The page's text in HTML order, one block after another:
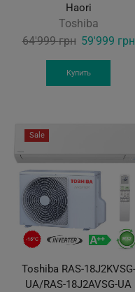
Haori
Toshiba
64'999грн Original
price
was:
64'999 грн.
59'999 грн
Купить
Sale
Toshiba RAS-18J2KVSG-
UA/RAS-18J2AVSG-UA